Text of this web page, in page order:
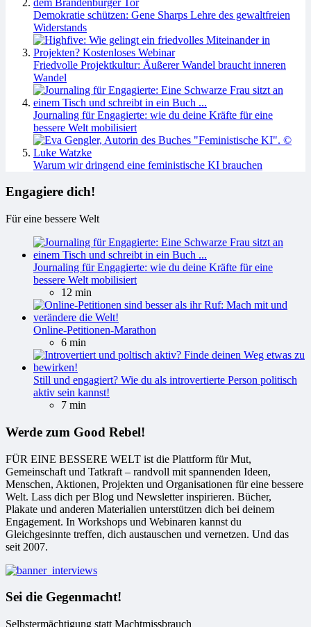
Demokratie schützen: Gene Sharps Lehre des gewaltfreien
Widerstands
Friedvolle Projektkultur: Äußerer Wandel braucht inneren
Wandel
Journaling für Engagierte: wie du deine Kräfte für eine
bessere Welt mobilisiert
Warum wir dringend eine feministische KI brauchen
Engagiere dich!
Für eine bessere Welt
Journaling für Engagierte: wie du deine Kräfte für eine
bessere Welt mobilisiert
12 min
Online-Petitionen-Marathon
6 min
Still und engagiert? Wie du als introvertierte Person politisch
aktiv sein kannst!
7 min
Werde zum Good Rebel!
FÜR EINE BESSERE WELT ist die Plattform für Mut,
Gemeinschaft und Tatkraft – randvoll mit spannenden Ideen,
Menschen, Aktionen, Projekten und Organisationen für eine bessere
Welt. Lass dich per Blog und Newsletter inspirieren. Bücher,
Plakate und anderen Materialien unterstützen dich bei deinem
Engagement. In Workshops und Webinaren kannst du
Gleichgesinnte treffen, dich austauschen und vernetzen. Und das
seit 2007.
Sei die Gegenmacht!
Selbstermächtigung statt Machtmissbrauch